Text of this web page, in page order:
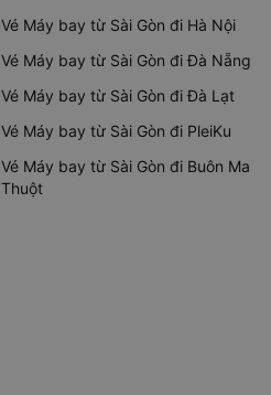
Vé Máy bay từ Sài Gòn đi Hà Nội
Vé Máy bay từ Sài Gòn đi Đà Nẵng
Vé Máy bay từ Sài Gòn đi Đà Lạt
Vé Máy bay từ Sài Gòn đi PleiKu
Vé Máy bay từ Sài Gòn đi Buôn Ma
Thuột